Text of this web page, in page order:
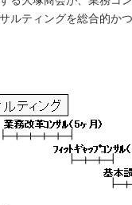
ルティングを総合的か